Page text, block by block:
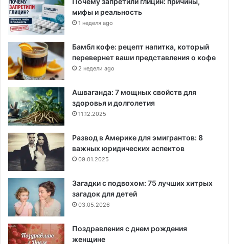
мифы и реальность
1 неделя ago
Бамбл кофе: рецепт напитка, который
перевернет ваши представления о кофе
2 недели ago
Ашваганда: 7 мощных свойств для
здоровья и долголетия
11.12.2025
Развод в Америке для эмигрантов: 8
важных юридических аспектов
09.01.2025
Загадки с подвохом: 75 лучших хитрых
загадок для детей
03.05.2026
Поздравления с днем рождения
женщине